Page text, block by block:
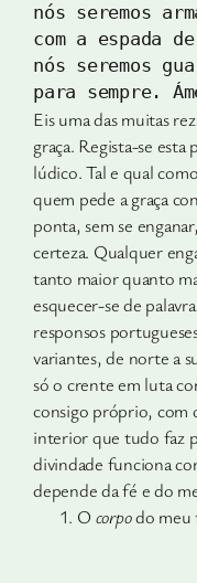
nós seremos
com a espada
nós seremos
para sempre.
Eis uma das muitas
graça. Regista-se
lúdico. Tal e qual
quem pede a graça
ponta, sem se
certeza. Qualquer
tanto maior quanto
esquecer-se de
responsos
variantes, de norte a
só o crente em luta
con­sigo próprio, com
interior que tudo faz
divindade fun­ciona
depende da fé e do
O corpodo meu